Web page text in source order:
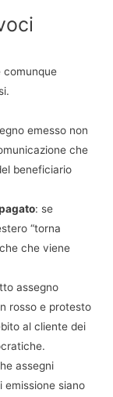
comunque
emesso non
che
beneficiario
: se
“torna
che viene
assegno
rosso e protesto
al cliente dei
assegni
emissione siano